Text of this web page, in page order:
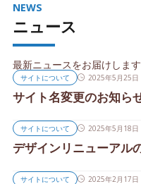
ニュース
NEWS
最新ニュースをお届けします
サイトについて 2025年5月25日
サイト名変更のお知ら
サイトについて 2025年5月18日
デザインリニューアル
サイトについて 2025年2月17日